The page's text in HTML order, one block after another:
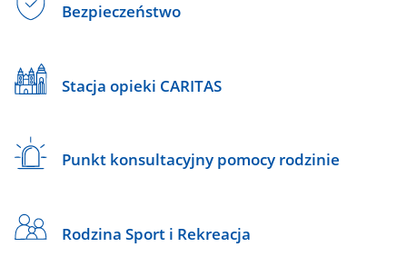
Bezpieczeństwo
Stacja opieki CARITAS
Punkt konsultacyjny pomocy rodzinie
Rodzina Sport i Rekreacja